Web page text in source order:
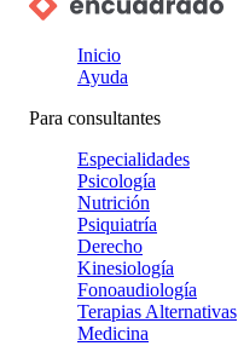
Inicio
Ayuda
Para consultantes
Especialidades
Psicología
Nutrición
Psiquiatría
Derecho
Kinesiología
Fonoaudiología
Terapias Alternativas
Medicina